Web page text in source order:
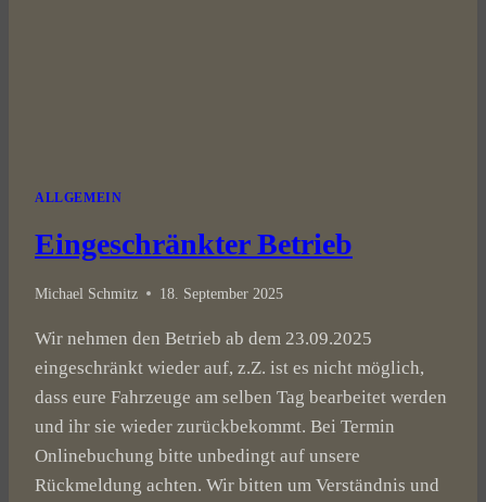
ALLGEMEIN
Eingeschränkter Betrieb
Michael Schmitz 18. September 2025
Wir nehmen den Betrieb ab dem 23.09.2025
eingeschränkt wieder auf, z.Z. ist es nicht möglich,
dass eure Fahrzeuge am selben Tag bearbeitet werden
und ihr sie wieder zurückbekommt. Bei Termin
Onlinebuchung bitte unbedingt auf unsere
Rückmeldung achten. Wir bitten um Verständnis und